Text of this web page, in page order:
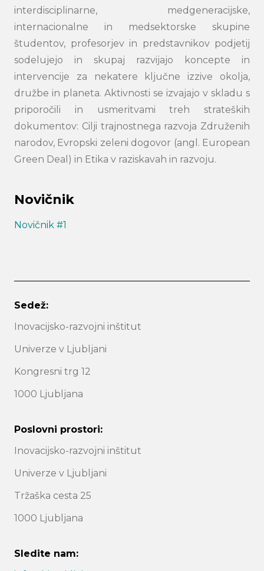
interdisciplinarne, medgeneracijske,
internacionalne in medsektorske skupine
študentov, profesorjev in predstavnikov podjetij
sodelujejo in skupaj razvijajo koncepte in
intervencije za nekatere ključne izzive okolja,
družbe in planeta. Aktivnosti se izvajajo v skladu s
priporočili in usmeritvami treh strateških
dokumentov: Cilji trajnostnega razvoja Združenih
narodov, Evropski zeleni dogovor (angl. European
Green Deal) in Etika v raziskavah in razvoju.
Novičnik
Novičnik #1
Sedež:
Inovacijsko-razvojni inštitut
Univerze v Ljubljani
Kongresni trg 12
1000 Ljubljana
Poslovni prostori:
Inovacijsko-razvojni inštitut
Univerze v Ljubljani
Tržaška cesta 25
1000 Ljubljana
Sledite nam: